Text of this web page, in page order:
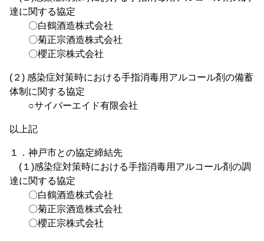
達に関する協定
〇白鶴酒造株式会社
〇菊正宗酒造株式会社
〇櫻正宗株式会社
(２) 感染症対策時における手指消毒用アルコール剤の備蓄
体制に関する協定
○サイバーエイド有限会社
以上記
１．神戸市との協定締結先
(１)感染症対策時における手指消毒用アルコール剤の調
達に関する協定
〇白鶴酒造株式会社
〇菊正宗酒造株式会社
〇櫻正宗株式会社